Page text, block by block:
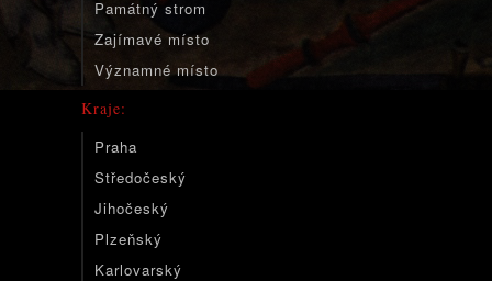
Památný strom
Zajímavé místo
Významné místo
Kraje:
Praha
Středočeský
Jihočeský
Plzeňský
Karlovarský